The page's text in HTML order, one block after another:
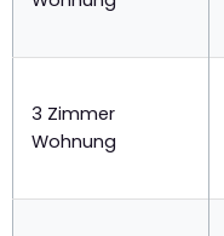
3 Zimmer
Wohnung